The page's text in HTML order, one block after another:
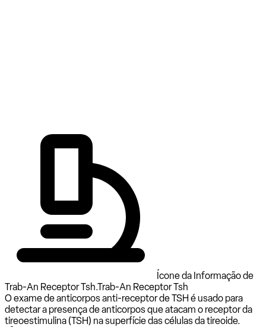
Ícone da Informação de
Trab-An Receptor Tsh.Trab-An Receptor Tsh
O exame de anticorpos anti-receptor de TSH é usado para
detectar a presença de anticorpos que atacam o receptor da
tireoestimulina (TSH) na superfície das células da tireoide.